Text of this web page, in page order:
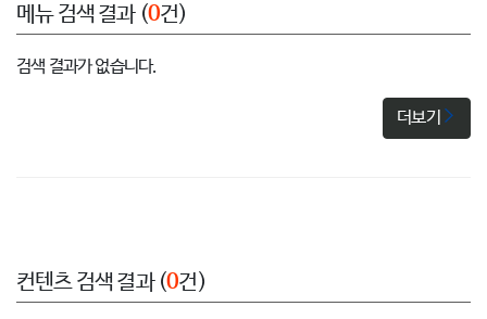
메뉴 검색 결과 (0건)
검색 결과가 없습니다.
더보기
컨텐츠 검색 결과 (0건)